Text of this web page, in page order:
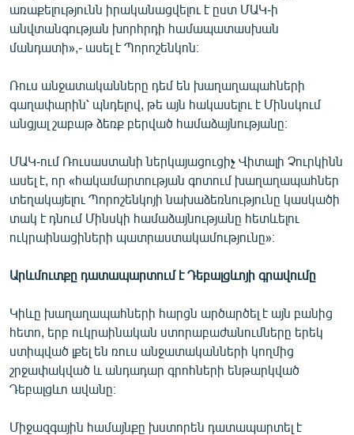
առաքելությունն իրականացվելու է ըստ ՄԱԿ-ի
անվտանգության խորհրդի համապատասխան
մանդատի»,- ասել է Պորոշենկոն։
Ռուս անջատականները դեմ են խաղաղապահների
գաղափարին՝ պնդելով, թե այն հակասելու է Մինսկում
անցյալ շաբաթ ձեռք բերված համաձայնությանը։
ՄԱԿ-ում Ռուսաստանի ներկայացուցիչ Վիտալի Չուրկինն
ասել է, որ «հակամարտության գոտում խաղաղապահներ
տեղակայելու Պորոշենկոյի նախաձեռնությունը կասկածի
տակ է դնում Մինսկի համաձայնությանը հետևելու
ուկրաինացիների պատրաստակամությունը»։
Արևմուտքը դատապարտում է Դեբալցևոյի գրավումը
Կիևը խաղաղապահների հարցն արծարծել է այն բանից
հետո, երբ ուկրաինական ստորաբաժանումները երեկ
ստիպված լքել են ռուս անջատականների կողմից
շրջափակված և անդադար գրոհների ենթարկված
Դեբալցևո ավանը։
Միջազգային համայնքը խստորեն դատապարտել է